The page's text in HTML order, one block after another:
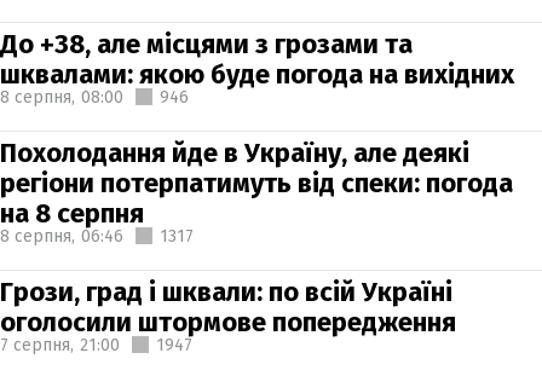
До +38, але місцями з грозами та
шквалами: якою буде погода на вихідних
8 серпня, 08:00 946
Похолодання йде в Україну, але деякі
регіони потерпатимуть від спеки: погода
на 8 серпня
8 серпня, 06:46 1317
Грози, град і шквали: по всій Україні
оголосили штормове попередження
7 серпня, 21:00 1947